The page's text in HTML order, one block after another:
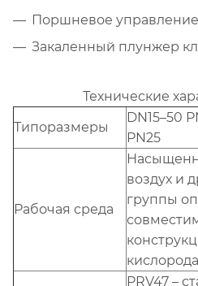
Поршневое
Закаленный плунжер
Технические
Типоразмеры
DN15–50
PN25
Рабочая среда
воздух и
группы
PRV47 –